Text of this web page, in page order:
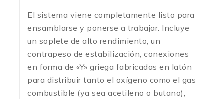
El sistema viene completamente listo para
ensamblarse y ponerse a trabajar. Incluye
un soplete de alto rendimiento, un
contrapeso de estabilización, conexiones
en forma de «Y» griega fabricadas en latón
para distribuir tanto el oxígeno como el gas
combustible (ya sea acetileno o butano),